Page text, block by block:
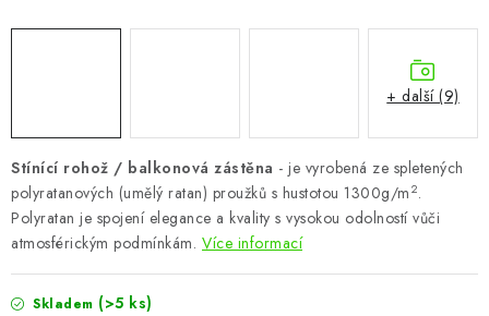
OSTATNÍ
VÝPRODEJ
Vše o nákupu Info
Reklamace a odstoupení od smlouvy
Kontakty
Bonusový program NBM+ Blog
Stínící rohož / balkonová zástěna - je vyrobená ze spletených
polyratanových (umělý ratan) proužků s hustotou 1300g/m 2.
Polyratan je spojení elegance a kvality s vysokou odolností vůči
atmosférickým podmínkám. Více informací
Skladem (>5 ks)
+ další (9)